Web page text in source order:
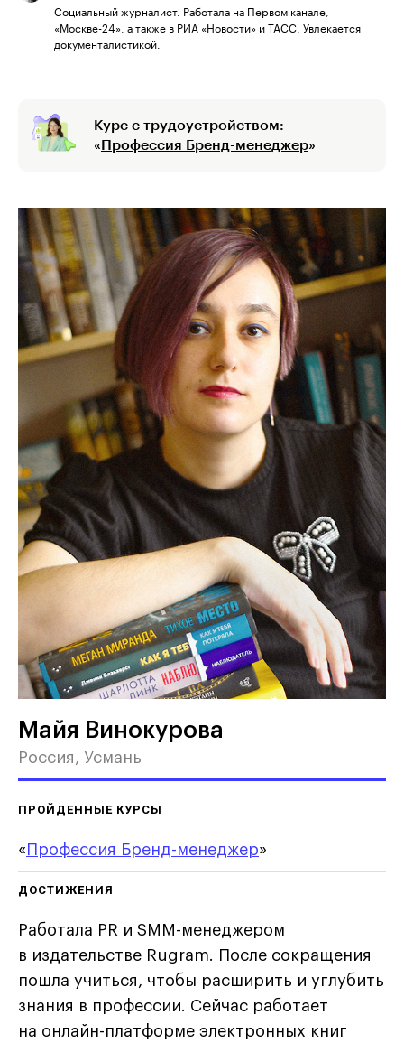
Социальный журналист. Работала на Первом канале,
«Москве-24», а также в РИА «Новости» и ТАСС. Увлекается
документалистикой.
Курс с трудоустройством:
« Профессия Бренд-менеджер»
Майя Винокурова
Россия, Усмань
ПРОЙДЕННЫЕ КУРСЫ
« Профессия Бренд-менеджер»
ДОСТИЖЕНИЯ
Работала PR и SMM-менеджером
в издательстве Rugram. После сокращения
пошла учиться, чтобы расширить и углубить
знания в профессии. Сейчас работает
на онлайн-платформе электронных книг